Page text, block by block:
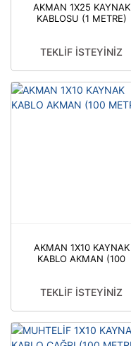
AKMAN 1X25 KAYNAK
KABLOSU (1 METRE)
TEKLİF İSTEYİNİZ
AKMAN 1X10 KAYNAK
KABLO AKMAN (100
TEKLİF İSTEYİNİZ